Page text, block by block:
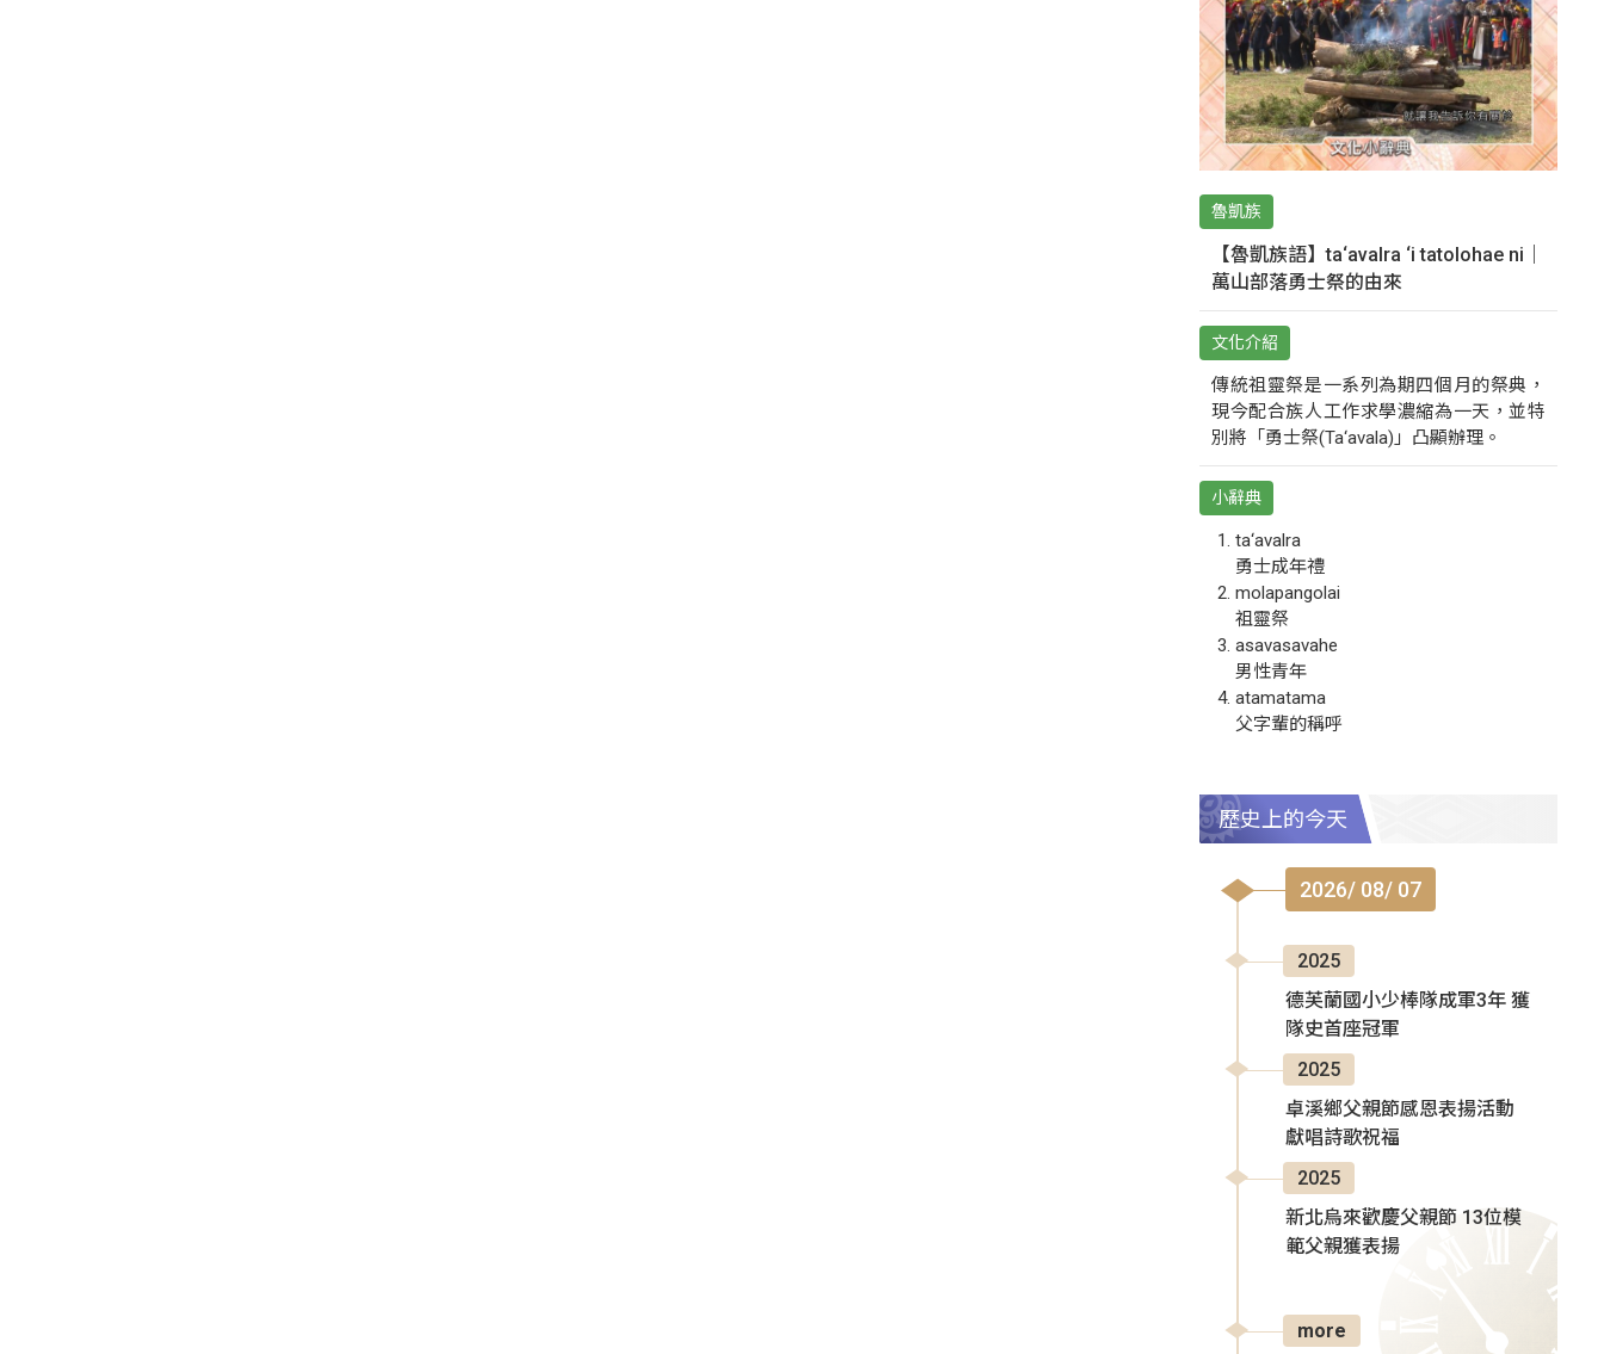
魯凱族
【魯凱族語】ta‘avalra ‘i tatolohae ni｜
萬山部落勇士祭的由來
文化介紹
傳統祖靈祭是一系列為期四個月的祭典，
現今配合族人工作求學濃縮為一天，並特
別將「勇士祭(Ta‘avala)」凸顯辦理。
小辭典
ta‘avalra
勇士成年禮
molapangolai
祖靈祭
asavasavahe
男性青年
atamatama
父字輩的稱呼
歷史上的今天
2026/ 08/ 07
2025
德芙蘭國小少棒隊成軍3年 獲
隊史首座冠軍
2025
卓溪鄉父親節感恩表揚活動
獻唱詩歌祝福
2025
新北烏來歡慶父親節 13位模
範父親獲表揚
more